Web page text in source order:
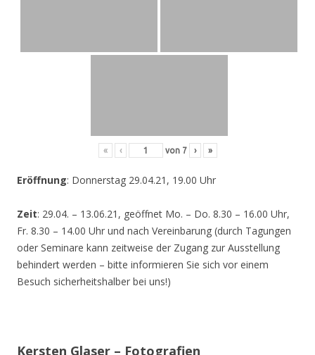
« ‹ von 7 › »
Eröffnung: Donnerstag 29.04.21, 19.00 Uhr
Zeit: 29.04. – 13.06.21, geöffnet Mo. – Do. 8.30 – 16.00 Uhr,
Fr. 8.30 – 14.00 Uhr und nach Vereinbarung (durch Tagungen
oder Seminare kann zeitweise der Zugang zur Ausstellung
behindert werden – bitte informieren Sie sich vor einem
Besuch sicherheitshalber bei uns!)
Kersten Glaser – Fotografien